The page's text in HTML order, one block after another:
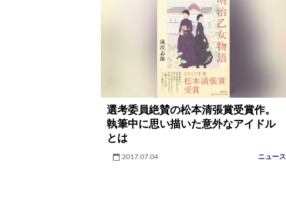
選考委員絶賛の松本清張賞受賞作。
執筆中に思い描いた意外なアイドル
とは
2017.07.04 ニュース